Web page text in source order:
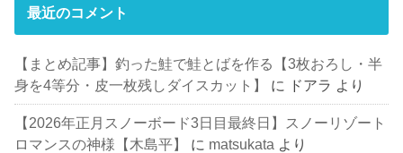
最近のコメント
【まとめ記事】釣った鮭で鮭とばを作る【3枚おろし・半
身を4等分・皮一枚残しダイスカット】
に ドアラ より
【2026年正月スノーボード3日目最終日】スノーリゾート
ロマンスの神様【木島平】
に matsukata より